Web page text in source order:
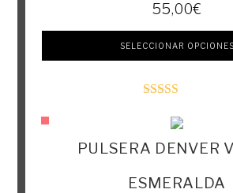
55,00€
SELECCIONAR OPCIONES
5.00de 5
PULSERA DENVER
ESMERALDA